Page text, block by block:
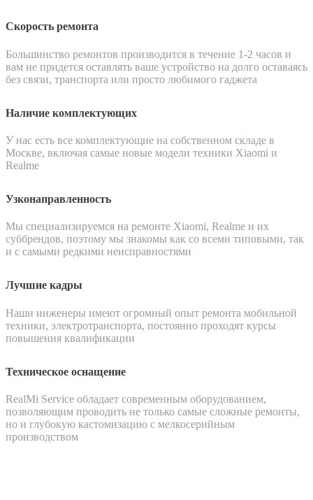
Скорость ремонта
Большинство ремонтов производится в течение 1-2 часов и
вам не придется оставлять ваше устройство на долго оставаясь
без связи, транспорта или просто любимого гаджета
Наличие комплектующих
У нас есть все комплектующие на собственном складе в
Москве, включая самые новые модели техники Xiaomi и
Realme
Узконаправленность
Мы специализируемся на ремонте Xiaomi, Realme и их
суббрендов, поэтому мы знакомы как со всеми типовыми, так
и с самыми редкими неисправностями
Лучшие кадры
Наши инженеры имеют огромный опыт ремонта мобильной
техники, электротранспорта, постоянно проходят курсы
повышения квалификации
Техническое оснащение
RealMi Service обладает современным оборудованием,
позволяющим проводить не только самые сложные ремонты,
но и глубокую кастомизацию с мелкосерийным
производством